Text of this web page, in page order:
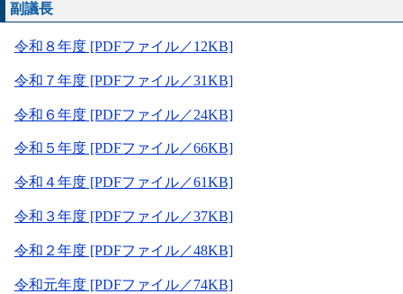
副議長
令和８年度 [PDFファイル／12KB]
令和７年度 [PDFファイル／31KB]
令和６年度 [PDFファイル／24KB]
令和５年度 [PDFファイル／66KB]
令和４年度 [PDFファイル／61KB]
令和３年度 [PDFファイル／37KB]
令和２年度 [PDFファイル／48KB]
令和元年度 [PDFファイル／74KB]